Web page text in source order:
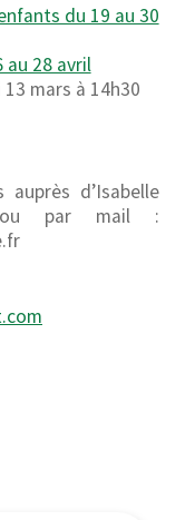
du 19 au 30
au 28 avril
mars à 14h30
d’Isabelle
par mail :